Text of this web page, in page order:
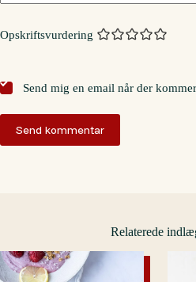
Opskriftsvurdering
Send mig en email når der
Send kommentar
Relaterede